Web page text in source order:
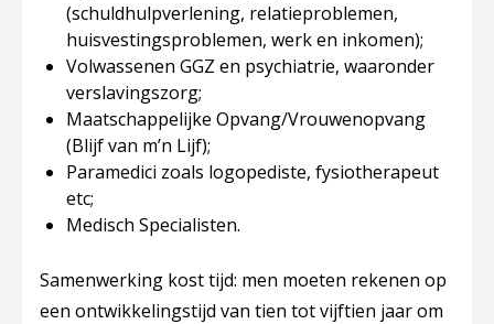
(schuldhulpverlening, relatieproblemen,
huisvestingsproblemen, werk en inkomen);
Volwassenen GGZ en psychiatrie, waaronder
verslavingszorg;
Maatschappelijke Opvang/Vrouwenopvang
(Blijf van m’n Lijf);
Paramedici zoals logopediste, fysiotherapeut
etc;
Medisch Specialisten.
Samenwerking kost tijd: men moeten rekenen op
een ontwikkelingstijd van tien tot vijftien jaar om